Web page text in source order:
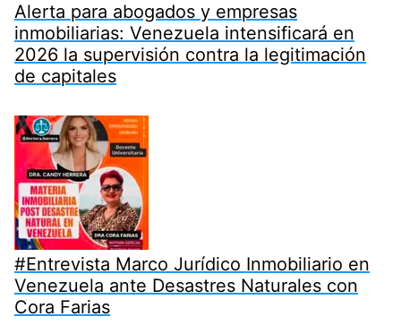
Alerta para abogados y empresas
inmobiliarias: Venezuela intensificará en
2026 la supervisión contra la legitimación
de capitales
#Entrevista Marco Jurídico Inmobiliario en
Venezuela ante Desastres Naturales con
Cora Farias